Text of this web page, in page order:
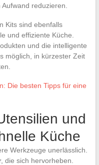
reduzieren.
Kits sind ebenfalls
und effiziente Küche.
und die intelligente
möglich, in kürzester Zeit
Die besten Tipps für eine
und
Küche
Werkzeuge unerlässlich.
, die sich hervorheben.